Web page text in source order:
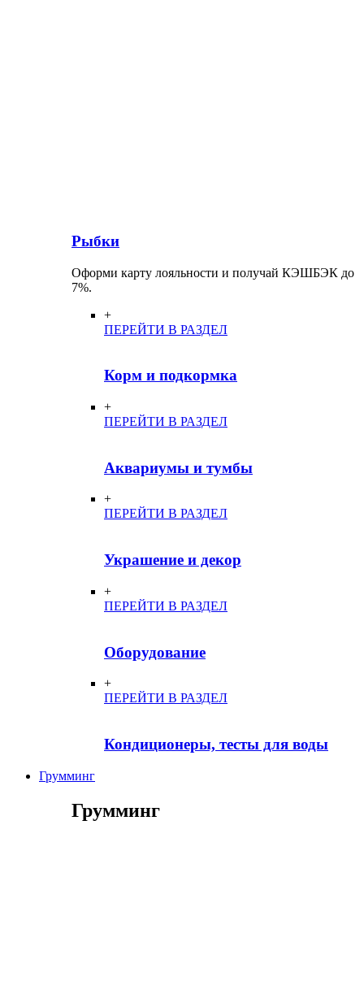
Рыбки
Оформи карту лояльности и получай КЭШБЭК до
7%.
+
ПЕРЕЙТИ В РАЗДЕЛ
Корм и подкормка
+
ПЕРЕЙТИ В РАЗДЕЛ
Аквариумы и тумбы
+
ПЕРЕЙТИ В РАЗДЕЛ
Украшение и декор
+
ПЕРЕЙТИ В РАЗДЕЛ
Оборудование
+
ПЕРЕЙТИ В РАЗДЕЛ
Кондиционеры, тесты для воды
Грумминг
Грумминг